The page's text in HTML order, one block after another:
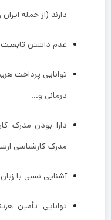
دارند (از جمله
عدم داشتن
توانایی پرداخت
درمانی و…
دارا بودن مدرک
مدرک کارشناسی
آشنایی نسبی با
توانایی تأمین